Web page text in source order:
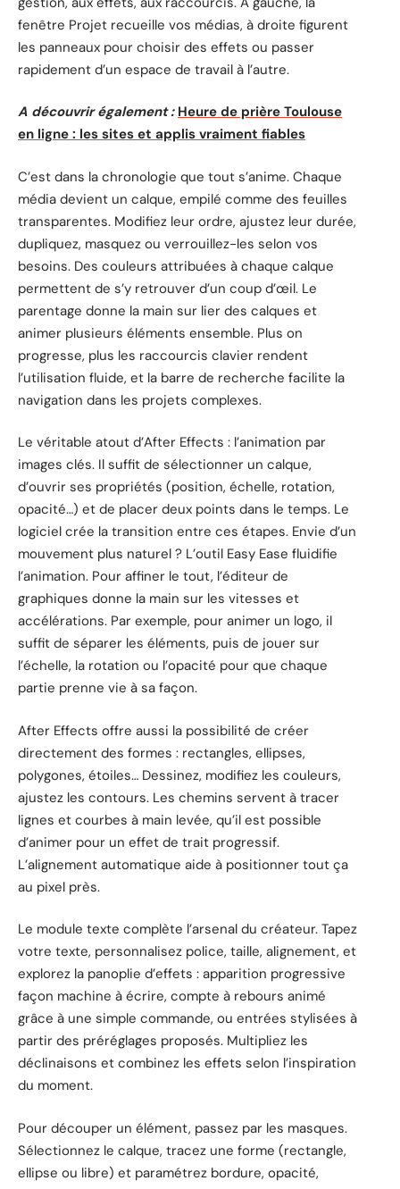
fenêtre Projet recueille vos médias, à droite figurent
les panneaux pour choisir des effets ou passer
rapidement d’un espace de travail à l’autre.
A découvrir également : Heure de prière Toulouse
en ligne : les sites et applis vraiment fiables
C’est dans la chronologie que tout s’anime. Chaque
média devient un calque, empilé comme des feuilles
transparentes. Modifiez leur ordre, ajustez leur durée,
dupliquez, masquez ou verrouillez-les selon vos
besoins. Des couleurs attribuées à chaque calque
permettent de s’y retrouver d’un coup d’œil. Le
parentage donne la main sur lier des calques et
animer plusieurs éléments ensemble. Plus on
progresse, plus les raccourcis clavier rendent
l’utilisation fluide, et la barre de recherche facilite la
navigation dans les projets complexes.
Le véritable atout d’After Effects : l’animation par
images clés. Il suffit de sélectionner un calque,
d’ouvrir ses propriétés (position, échelle, rotation,
opacité…) et de placer deux points dans le temps. Le
logiciel crée la transition entre ces étapes. Envie d’un
mouvement plus naturel ? L’outil Easy Ease fluidifie
l’animation. Pour affiner le tout, l’éditeur de
graphiques donne la main sur les vitesses et
accélérations. Par exemple, pour animer un logo, il
suffit de séparer les éléments, puis de jouer sur
l’échelle, la rotation ou l’opacité pour que chaque
partie prenne vie à sa façon.
After Effects offre aussi la possibilité de créer
directement des formes : rectangles, ellipses,
polygones, étoiles… Dessinez, modifiez les couleurs,
ajustez les contours. Les chemins servent à tracer
lignes et courbes à main levée, qu’il est possible
d’animer pour un effet de trait progressif.
L’alignement automatique aide à positionner tout ça
au pixel près.
Le module texte complète l’arsenal du créateur. Tapez
votre texte, personnalisez police, taille, alignement, et
explorez la panoplie d’effets : apparition progressive
façon machine à écrire, compte à rebours animé
grâce à une simple commande, ou entrées stylisées à
partir des préréglages proposés. Multipliez les
déclinaisons et combinez les effets selon l’inspiration
du moment.
Pour découper un élément, passez par les masques.
Sélectionnez le calque, tracez une forme (rectangle,
ellipse ou libre) et paramétrez bordure, opacité,